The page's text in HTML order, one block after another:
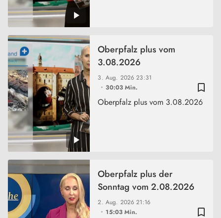
bookmark_border
3. Aug. 202623:31
30:03 Min.
Oberpfalz plus vom
3.08.2026
Oberpfalz plus vom 3.08.2026
bookmark_border
2. Aug. 202621:16
15:03 Min.
Oberpfalz plus der
Sonntag vom 2.08.2026